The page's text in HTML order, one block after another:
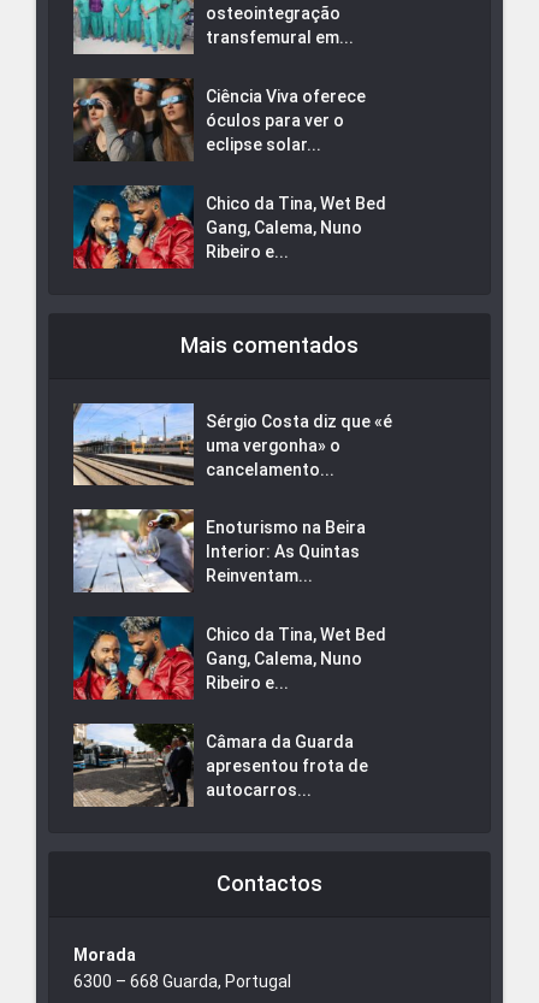
osteointegração
transfemural em...
Ciência Viva oferece
óculos para ver o
eclipse solar...
Chico da Tina, Wet Bed
Gang, Calema, Nuno
Ribeiro e...
Mais comentados
Sérgio Costa diz que «é
uma vergonha» o
cancelamento...
Enoturismo na Beira
Interior: As Quintas
Reinventam...
Chico da Tina, Wet Bed
Gang, Calema, Nuno
Ribeiro e...
Câmara da Guarda
apresentou frota de
autocarros...
Contactos
Morada
6300 – 668 Guarda, Portugal